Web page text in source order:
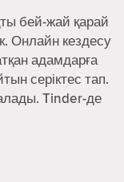
бей-жай қарай
Онлайн кездесу
адамдарға
серіктес тап.
Tinder-де